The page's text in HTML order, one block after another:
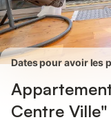
Dates pour avoir les
Centre